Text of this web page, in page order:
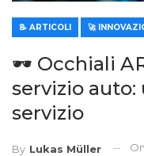
📝 ARTICOLI
🕶️ Occhiali
servizio auto:
servizio
By Lukas Müller On